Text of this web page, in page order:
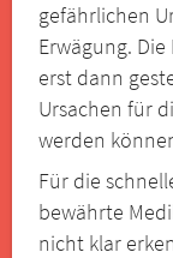
gefährlichen
Erwägung.
erst dann
Ursachen für
werden
Für die
bewährte
nicht klar